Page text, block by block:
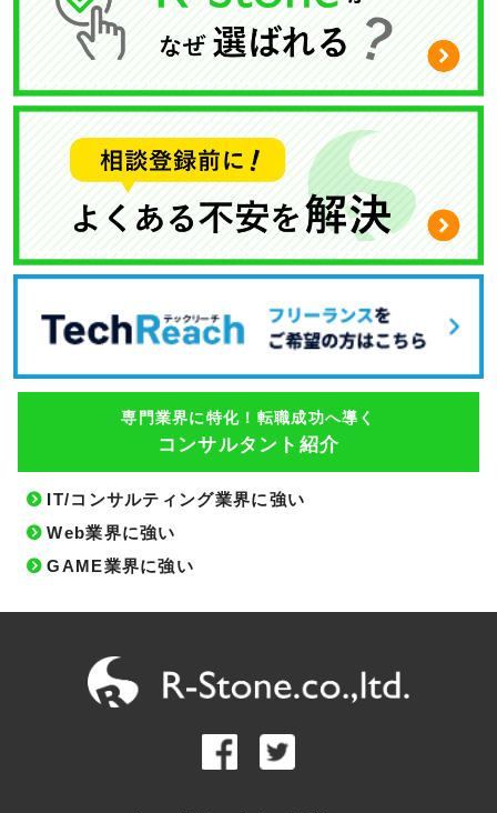
専門業界に特化！転職成功へ導く
コンサルタント紹介
IT/コンサルティング業界に強い
Web業界に強い
GAME業界に強い